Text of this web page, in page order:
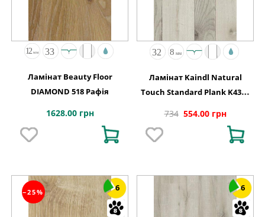
Ламінат Beauty Floor
DIAMOND 518 Рафія
1628.00 грн
Ламінат Kaindl Natural
Touch Standard Plank K4360
734 554.00 грн
−25% 6 6